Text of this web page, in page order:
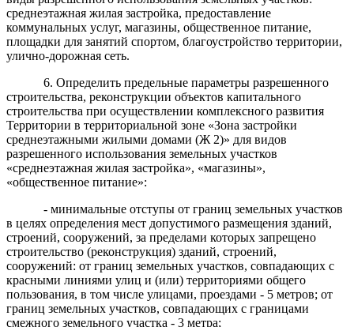
среднеэтажная жилая застройка, предоставление
коммунальных услуг, магазины, общественное питание,
площадки для занятий спортом, благоустройство территории,
улично-дорожная сеть.
6. Определить предельные параметры разрешенного
строительства, реконструкции объектов капитального
строительства при осуществлении комплексного развития
Территории в территориальной зоне «Зона застройки
среднеэтажными жилыми домами (Ж 2)» для видов
разрешенного использования земельных участков
«среднеэтажная жилая застройка», «магазины»,
«общественное питание»:
- минимальные отступы от границ земельных участков
в целях определения мест допустимого размещения зданий,
строений, сооружений, за пределами которых запрещено
строительство (реконструкция) зданий, строений,
сооружений: от границ земельных участков, совпадающих с
красными линиями улиц и (или) территориями общего
пользования, в том числе улицами, проездами - 5 метров; от
границ земельных участков, совпадающих с границами
смежного земельного участка - 3 метра;